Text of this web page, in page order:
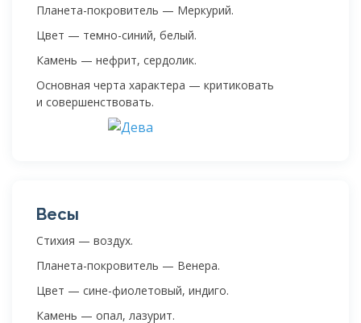
Планета-покровитель — Меркурий.
Цвет — темно-синий, белый.
Камень — нефрит, сердолик.
Основная черта характера — критиковать
и совершенствовать.
Весы
Стихия — воздух.
Планета-покровитель — Венера.
Цвет — сине-фиолетовый, индиго.
Камень — опал, лазурит.